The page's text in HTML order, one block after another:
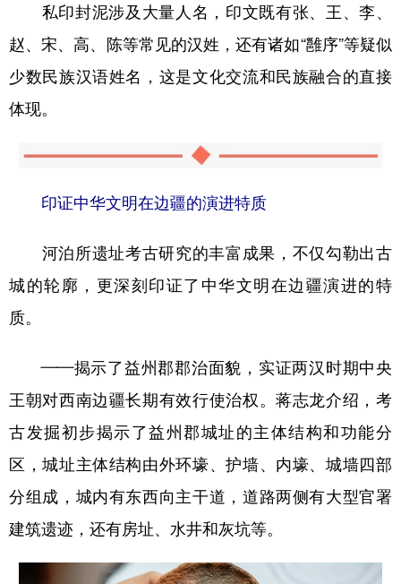
私印封泥涉及大量人名，印文既有张、王、李、
赵、宋、高、陈等常见的汉姓，还有诸如“雝序”等疑似
少数民族汉语姓名，这是文化交流和民族融合的直接
体现。
印证中华文明在边疆的演进特质
河泊所遗址考古研究的丰富成果，不仅勾勒出古
城的轮廓，更深刻印证了中华文明在边疆演进的特
质。
——揭示了益州郡郡治面貌，实证两汉时期中央
王朝对西南边疆长期有效行使治权。蒋志龙介绍，考
古发掘初步揭示了益州郡城址的主体结构和功能分
区，城址主体结构由外环壕、护墙、内壕、城墙四部
分组成，城内有东西向主干道，道路两侧有大型官署
建筑遗迹，还有房址、水井和灰坑等。